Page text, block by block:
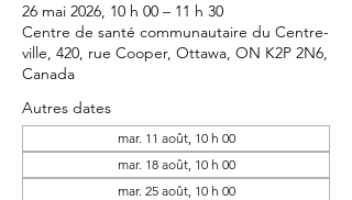
26 mai 2026, 10 h 00 – 11 h 30
Centre de santé communautaire du Centre-
ville, 420, rue Cooper, Ottawa, ON K2P 2N6,
Canada
Autres dates
mar. 11 août, 10 h 00
mar. 18 août, 10 h 00
mar. 25 août, 10 h 00